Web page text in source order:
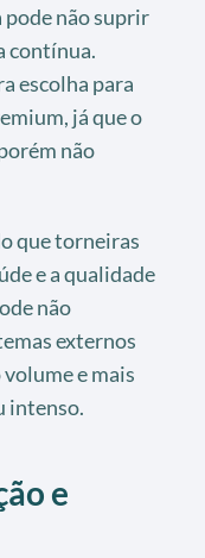
pode não suprir
contínua.
escolha para
já que o
não
que torneiras
e a qualidade
não
externos
e mais
intenso.
e